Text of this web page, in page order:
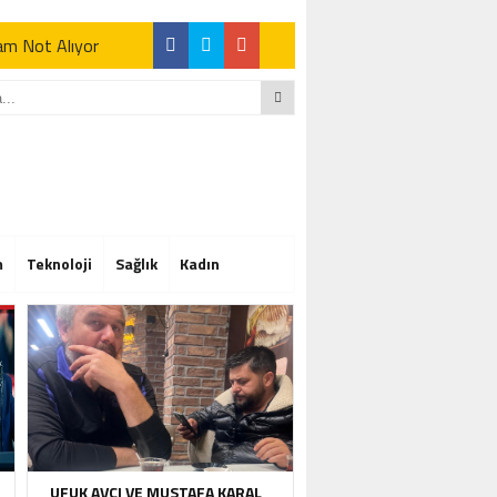
Not Alıyor
Not Alıyor
Teknoloji Sağlık Kadın
UFUK AVCI VE MUSTAFA KARAL